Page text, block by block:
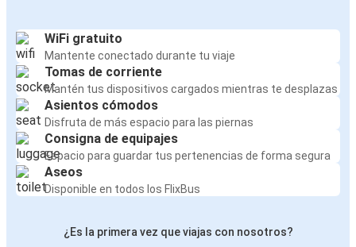
WiFi gratuito
Mantente conectado durante tu viaje
Tomas de corriente
Mantén tus dispositivos cargados mientras te desplazas
Asientos cómodos
Disfruta de más espacio para las piernas
Consigna de equipajes
Espacio para guardar tus pertenencias de forma segura
Aseos
Disponible en todos los FlixBus
¿Es la primera vez que viajas con nosotros?